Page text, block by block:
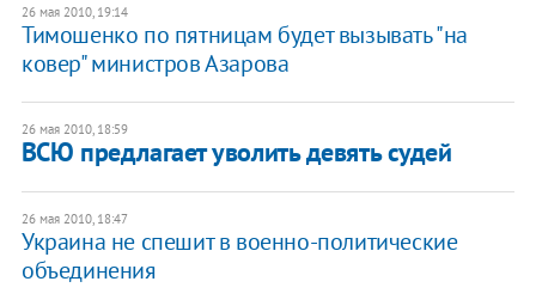
26 мая 2010, 19:14
Тимошенко по пятницам будет вызывать "на
ковер" министров Азарова
26 мая 2010, 18:59
ВСЮ предлагает уволить девять судей
26 мая 2010, 18:47
Украина не спешит в военно-политические
объединения